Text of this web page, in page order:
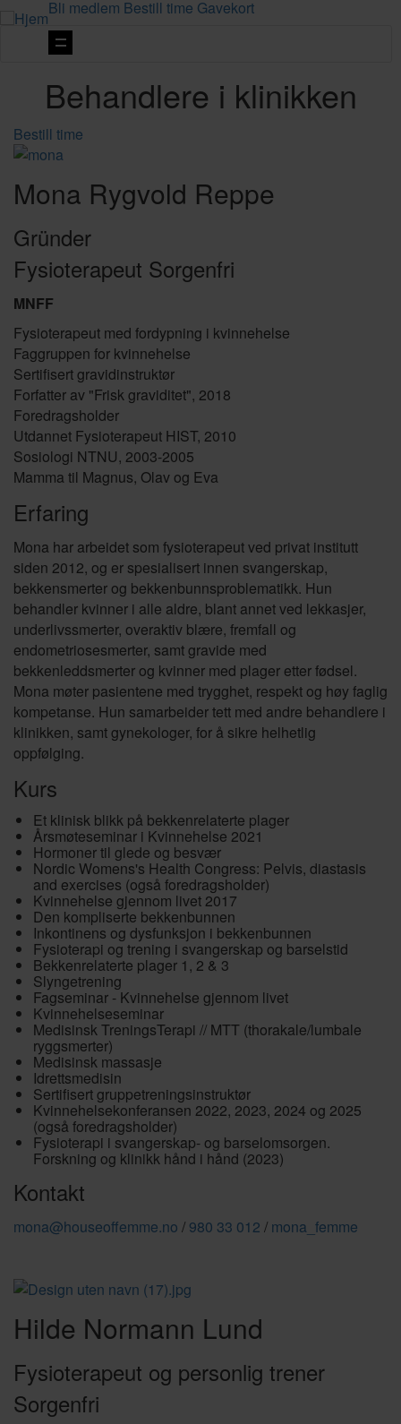
Bli medlem Bestill time Gavekort
Vis
Behandlere i klinikken
Bestill time
Mona Rygvold Reppe
Gründer
Fysioterapeut Sorgenfri
MNFF
Fysioterapeut med fordypning i kvinnehelse
Faggruppen for kvinnehelse
Sertifisert gravidinstruktør
Forfatter av "Frisk graviditet", 2018
Foredragsholder
Utdannet Fysioterapeut HIST, 2010
Sosiologi NTNU, 2003-2005
Mamma til Magnus, Olav og Eva
Erfaring
Mona har arbeidet som fysioterapeut ved privat institutt
siden 2012, og er spesialisert innen svangerskap,
bekkensmerter og bekkenbunnsproblematikk. Hun
behandler kvinner i alle aldre, blant annet ved lekkasjer,
underlivssmerter, overaktiv blære, fremfall og
endometriosesmerter, samt gravide med
bekkenleddsmerter og kvinner med plager etter fødsel.
Mona møter pasientene med trygghet, respekt og høy faglig
kompetanse. Hun samarbeider tett med andre behandlere i
klinikken, samt gynekologer, for å sikre helhetlig
oppfølging.
Kurs
Et klinisk blikk på bekkenrelaterte plager
Årsmøteseminar i Kvinnehelse 2021
Hormoner til glede og besvær
Nordic Womens's Health Congress: Pelvis, diastasis
and exercises (også foredragsholder)
Kvinnehelse gjennom livet 2017
Den kompliserte bekkenbunnen
Inkontinens og dysfunksjon i bekkenbunnen
Fysioterapi og trening i svangerskap og barselstid
Bekkenrelaterte plager 1, 2 & 3
Slyngetrening
Fagseminar - Kvinnehelse gjennom livet
Kvinnehelseseminar
Medisinsk TreningsTerapi // MTT (thorakale/lumbale
ryggsmerter)
Medisinsk massasje
Idrettsmedisin
Sertifisert gruppetreningsinstruktør
Kvinnehelsekonferansen 2022, 2023, 2024 og 2025
(også foredragsholder)
Fysioterapi i svangerskap- og barselomsorgen.
Forskning og klinikk hånd i hånd (2023)
Kontakt
mona@houseoffemme.no / 980 33 012 / mona_femme
Hilde Normann Lund
Fysioterapeut og personlig trener
Sorgenfri